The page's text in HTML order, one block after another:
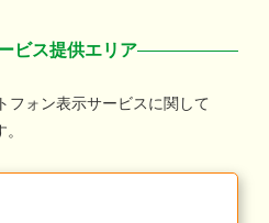
ビス提供エリア
フォン表示サービスに関して